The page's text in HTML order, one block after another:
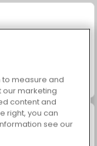
strudel z jabłkami
measure and
our marketing
content and
right, you can
see our